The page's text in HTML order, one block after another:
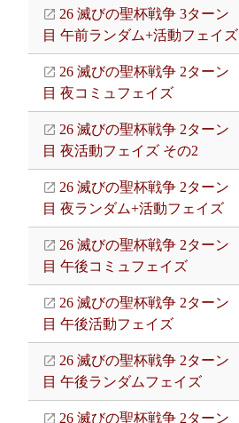
26 滅びの聖杯戦争 3ターン
目 午前ランダム+活動フェイズ
26 滅びの聖杯戦争 2ターン
目 夜コミュフェイズ
26 滅びの聖杯戦争 2ターン
目 夜活動フェイズ その2
26 滅びの聖杯戦争 2ターン
目 夜ランダム+活動フェイズ
26 滅びの聖杯戦争 2ターン
目 午後コミュフェイズ
26 滅びの聖杯戦争 2ターン
目 午後活動フェイズ
26 滅びの聖杯戦争 2ターン
目 午後ランダムフェイズ
26 滅びの聖杯戦争 2ターン